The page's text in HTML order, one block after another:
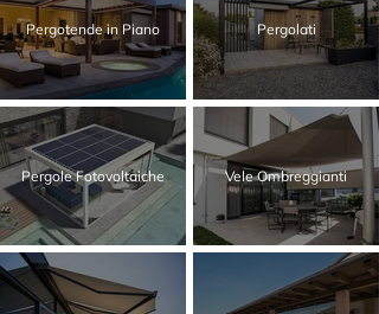
Pergotende in Piano Pergolati
Pergole Fotovoltaiche Vele Ombreggianti